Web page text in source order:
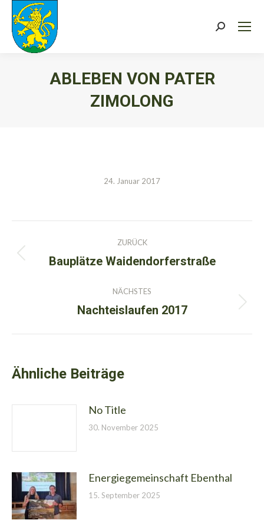
Search:
ABLEBEN VON PATER
ZIMOLONG
24. Januar 2017
Kommentarnavigation
ZURÜCK
Vorheriger
Bauplätze Waidendorferstraße
NÄCHSTES
Nächster
Nachteislaufen 2017
Ähnliche Beiträge
No Title
30. November 2025
Energiegemeinschaft Ebenthal
15. September 2025